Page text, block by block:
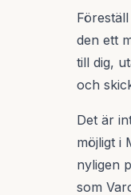
den ett
till dig,
och
Det är
möjligt i
nyligen
som